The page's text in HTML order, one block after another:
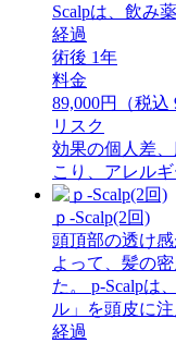
Scalpは、飲
経過
術後 1年
料金
89,000円（税込
リスク
効果の個人差
こり、アレル
ｐ-Scalp(2回)
頭頂部の透け
よって、髪の
た。 ⁡p-Scalpは
ル」を頭皮に
経過